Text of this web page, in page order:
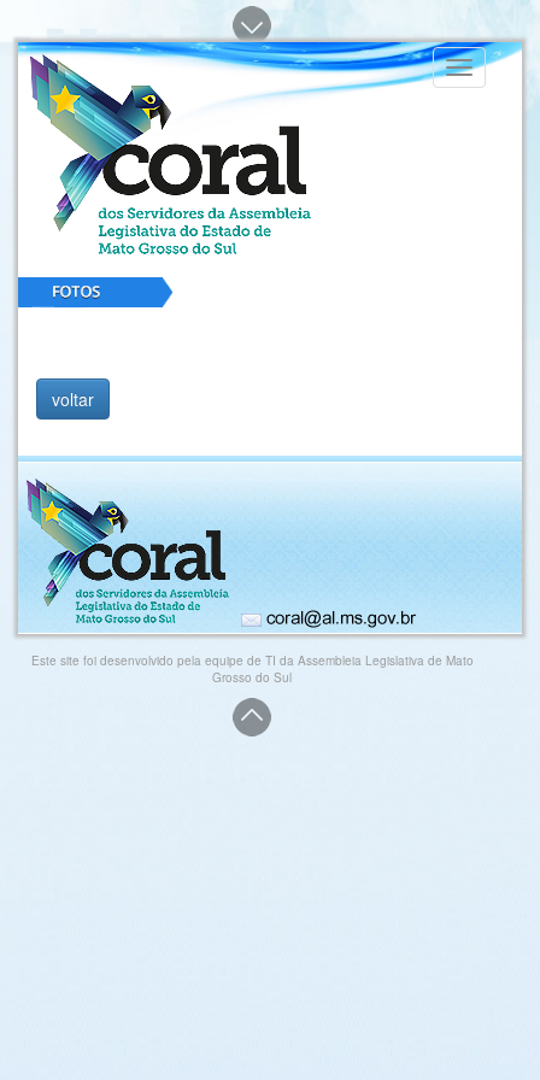
Toggle
navigation
voltar
Este site foi desenvolvido pela equipe de TI da Assembleia Legislativa de Mato
Grosso do Sul